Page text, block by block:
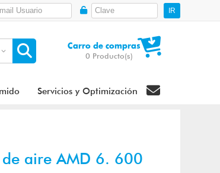
IR
Servicios y Optimización
Carro de compras
0 Producto(s)
de aire AMD 6. 600